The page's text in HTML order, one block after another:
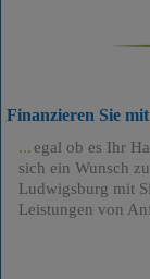
Finanzieren Sie
egal ob es Ihr
sich ein Wunsch
Ludwigsburg mit
Leistungen von